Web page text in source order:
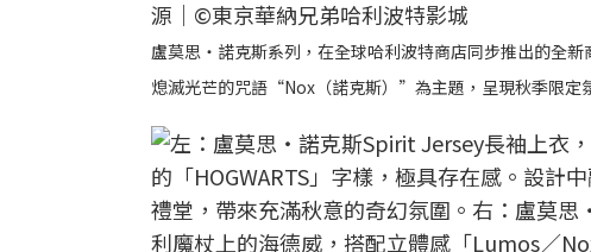
盧莫思・諾克斯系列，在全球哈利波特商店同步推出的全
熄滅光芒的咒語“Nox（諾克斯）”為主題，呈現秋季限定